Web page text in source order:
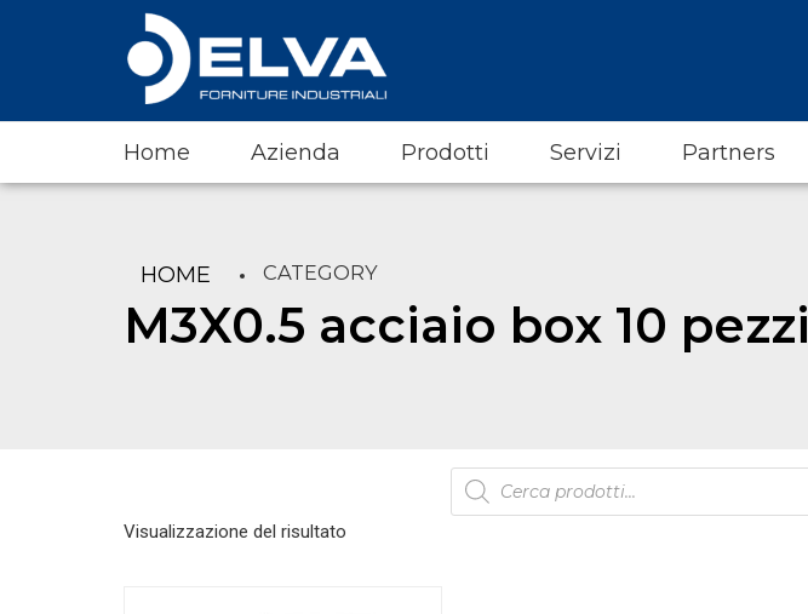
Home Azienda Prodotti Servizi Partners
HOME CATEGORY
M3X0.5 acciaio box 10 pezzi
Products
search
Visualizzazione del risultato